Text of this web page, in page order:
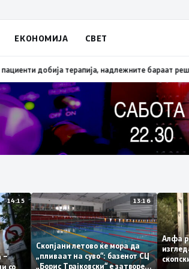
ЕКОНОМИЈА СВЕТ
половина од годината – Македонија го
14:15
–
со
13:16
Скопјани летово ќе мора да
„пливаат на суво“: базенот СЦ
„Борис Трајковски“ е затворен